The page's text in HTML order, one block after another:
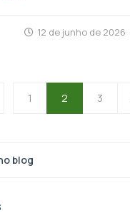
12 de junho de 2026
1 2 3